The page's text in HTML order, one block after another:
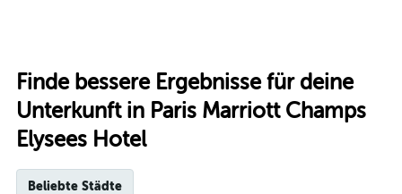
Finde bessere Ergebnisse für deine
Unterkunft in Paris Marriott Champs
Elysees Hotel
Beliebte Städte